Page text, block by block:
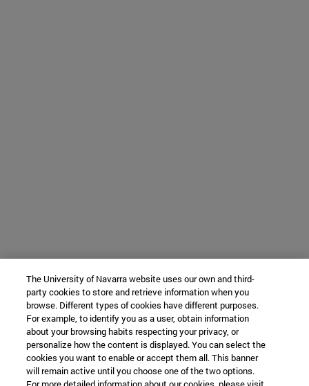
The University of Navarra website uses our own and third-
party cookies to store and retrieve information when you
browse. Different types of cookies have different purposes.
For example, to identify you as a user, obtain information
about your browsing habits respecting your privacy, or
personalize how the content is displayed. You can select the
cookies you want to enable or accept them all. This banner
will remain active until you choose one of the two options.